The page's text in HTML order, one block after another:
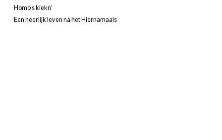
Homo’s kiekn’
Een heerlijk leven na het Hiernamaals